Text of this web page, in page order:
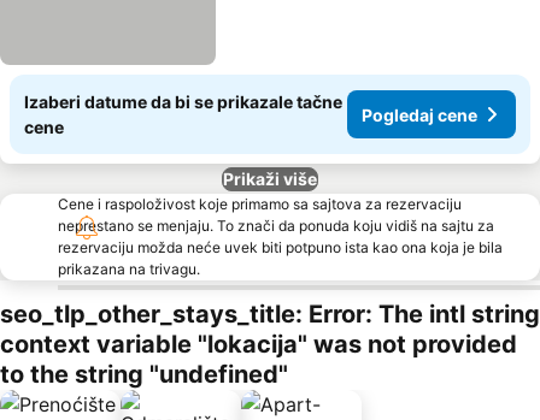
Izaberi datume da bi se prikazale tačne
cene
Pogledaj cene
Prikaži više
Cene i raspoloživost koje primamo sa sajtova za rezervaciju
neprestano se menjaju. To znači da ponuda koju vidiš na sajtu za
rezervaciju možda neće uvek biti potpuno ista kao ona koja je bila
prikazana na trivagu.
seo_tlp_other_stays_title: Error: The intl string
context variable "lokacija" was not provided
to the string "undefined"